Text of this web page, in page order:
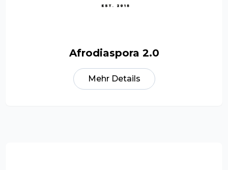
Afrodiaspora 2.0
Mehr Details